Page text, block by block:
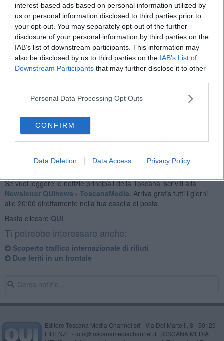
interest-based ads based on personal information utilized by
us or personal information disclosed to third parties prior to
your opt-out. You may separately opt-out of the further
disclosure of your personal information by third parties on the
IAB’s list of downstream participants. This information may
also be disclosed by us to third parties on the IAB’s List of
Downstream Participants that may further disclose it to other
Personal Data Processing Opt Outs
CONFIRM
Data Deletion Data Access Privacy Policy
BIBBIENA —E’ stato tradito dalle immagini registrate dalle
telecamere di sorveglianza.
L’uomo, un cittadino macedone, è stato filmato mentre lo scorso 14
aprile rubava biglietti del Gratta e vinci per un valore di 800 euro
circa nel bar tabaccheria “4C”.
La denuncia è scattata dopo una serie di indagini condotte dai
militari dell’Arma.
Se vuoi leggere le notizie principali della Toscana iscriviti alla
Newsletter QUInews - ToscanaMedia. Arriva gratis tutti i giorni
alle 20:00 direttamente nella tua casella di posta.
Basta cliccare QUI
Ti potrebbe interessare anche:
Scoperto traffico internazionale di rifiuti
Due feriti in un frontale
Editore Toscana Media Channel srl - Via Dei Martelli, 8 - 50129
FIRENZE - info@toscanamediachannel.it. TOSCANA MEDIA